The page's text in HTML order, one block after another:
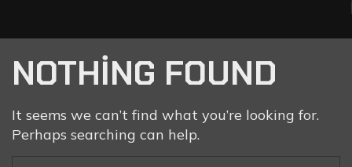
NOTHING FOUND
It seems we can’t find what you’re looking for.
Perhaps searching can help.